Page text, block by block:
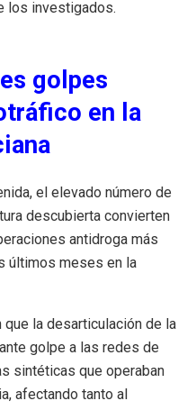
los investigados.
golpes
en la
el elevado número de
descubierta convierten
antidroga más
últimos meses en la
la desarticulación de la
golpe a las redes de
sintéticas que operaban
afectando tanto al